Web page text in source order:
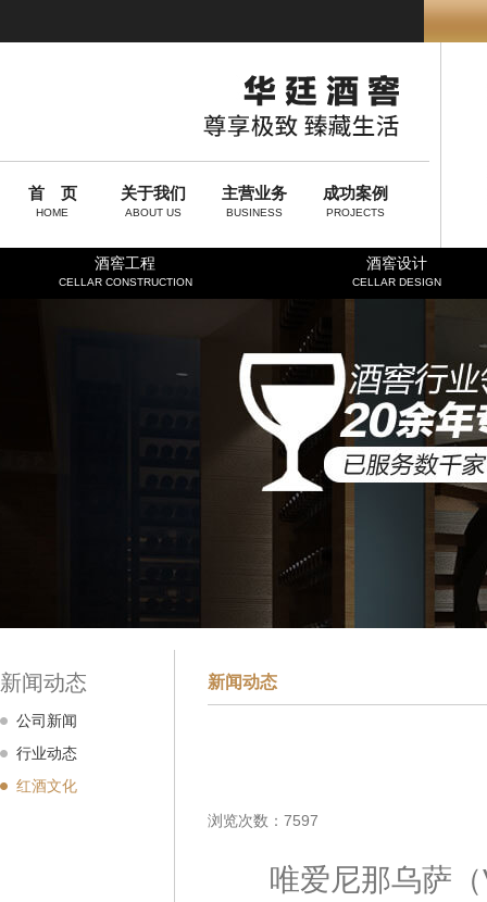
首 页
HOME
关于我们
ABOUT US
主营业务
BUSINESS
成功案例
PROJECTS
酒窖工程
CELLAR CONSTRUCTION
酒窖设计
CELLAR DESIGN
新闻动态
公司新闻
行业动态
红酒文化
新闻动态
浏览次数：7597
唯爱尼那乌萨（